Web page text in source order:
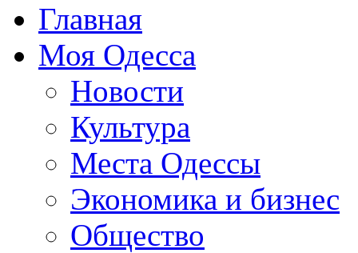
Главная
Моя Одесса
Новости
Культура
Места Одессы
Экономика и бизнес
Общество